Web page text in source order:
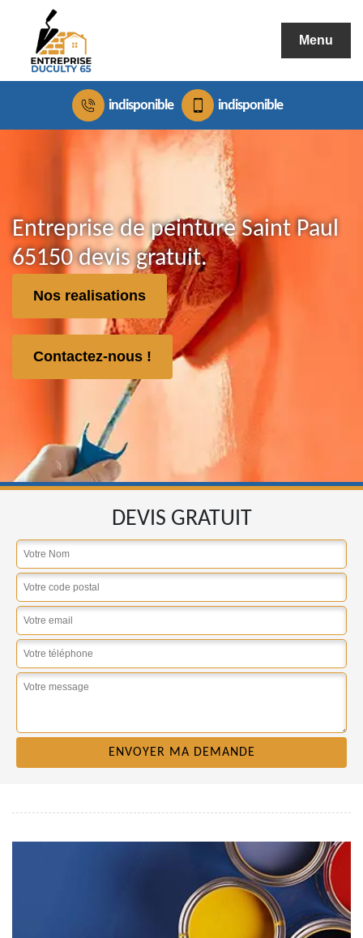
Menu
indisponible indisponible
Entreprise de peinture Saint Paul
65150 devis gratuit.
Nos realisations
Contactez-nous !
DEVIS GRATUIT